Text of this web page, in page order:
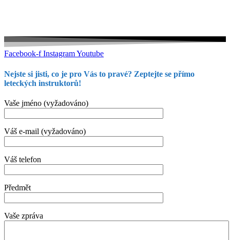
Facebook-f InstagramYoutube
Nejste si jisti, co je pro Vás to pravé? Zeptejte se přímo
leteckých instruktorů!
Vaše jméno (vyžadováno)
Váš e-mail (vyžadováno)
Váš telefon
Předmět
Vaše zpráva